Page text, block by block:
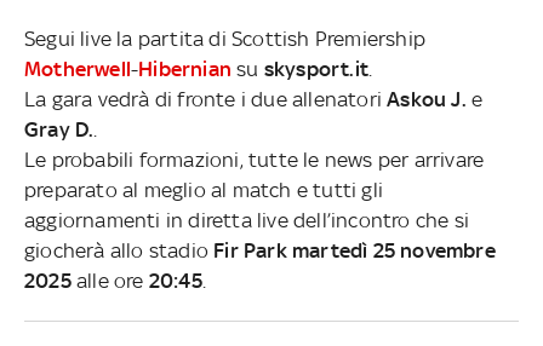
Segui live la partita di Scottish Premiership
Motherwell-Hibernian su skysport.it
La gara vedrà di fronte i due allenatoriAskou J. e
Gray D.
Le probabili formazioni, tutte le news per arrivare
preparato al meglio al match e tutti gli
aggiornamenti in diretta live dell’incontro che si
giocherà allo stadio Fir Park martedì 25 novembre
2025alle ore 20:45.